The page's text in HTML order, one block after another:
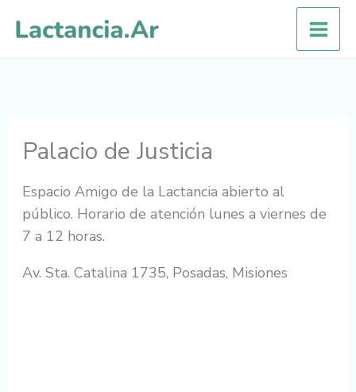
Palacio de Justicia
Espacio Amigo de la Lactancia abierto al
público. Horario de atención lunes a viernes de
7 a 12 horas.
Av. Sta. Catalina 1735, Posadas, Misiones